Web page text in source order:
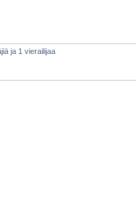
ja 1 vierailijaa